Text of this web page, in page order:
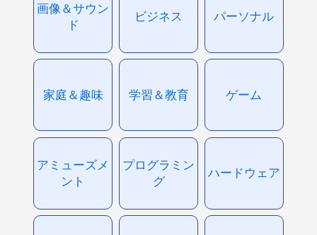
画像＆サウン
ド
ビジネス パーソナル
家庭＆趣味 学習＆教育 ゲーム
アミューズメ
ント
プログラミン
グ
ハードウェア